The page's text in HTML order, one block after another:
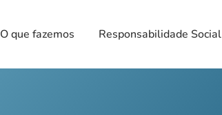
O que fazemos Responsabilidade Social